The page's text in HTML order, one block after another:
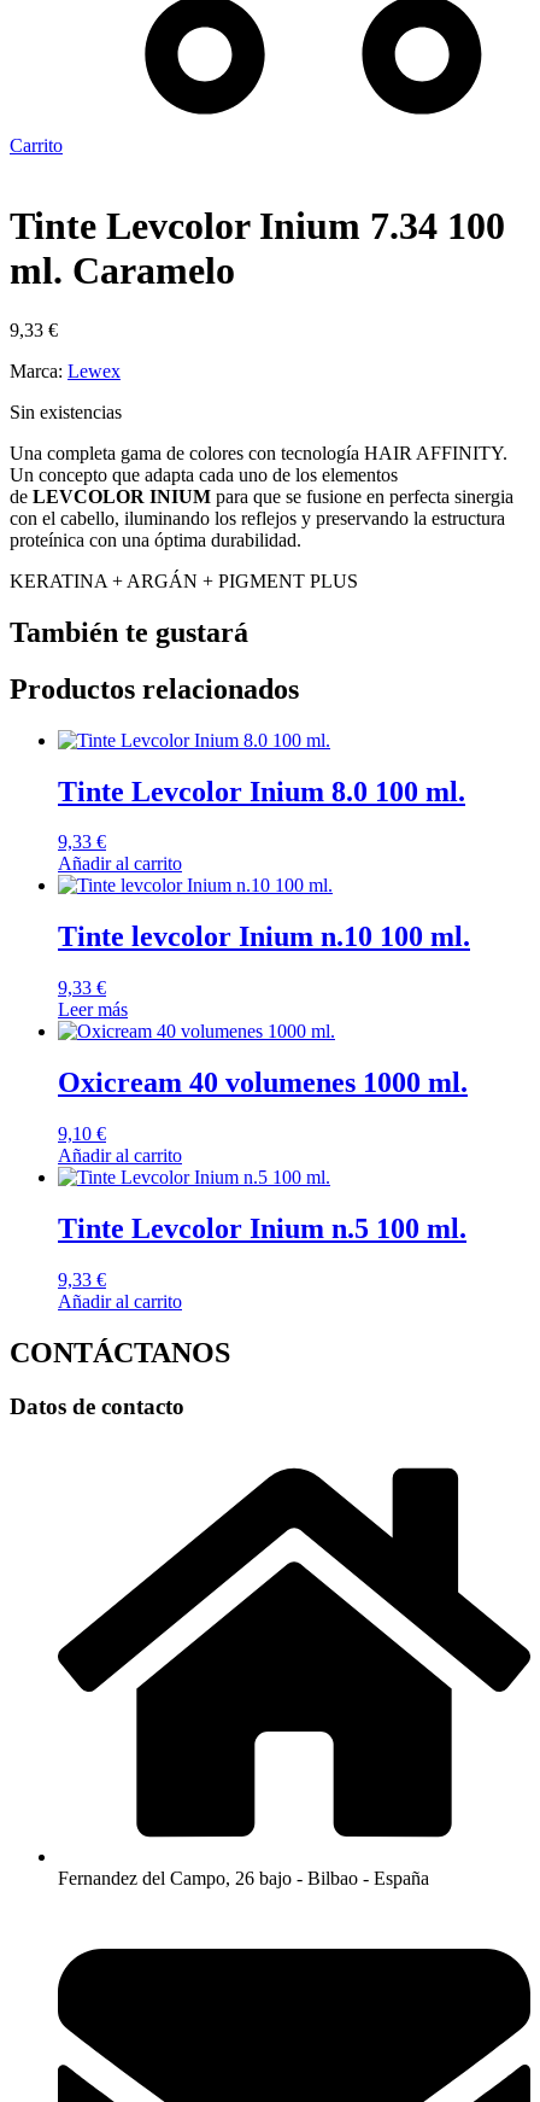
Carrito
Tinte Levcolor Inium 7.34 100
ml. Caramelo
9,33 €
Marca: Lewex
Sin existencias
Una completa gama de colores con tecnología HAIR AFFINITY.
Un concepto que adapta cada uno de los elementos
de LEVCOLOR INIUM para que se fusione en perfecta sinergia
con el cabello, iluminando los reflejos y preservando la estructura
proteínica con una óptima durabilidad.
KERATINA + ARGÁN + PIGMENT PLUS
También te gustará
Productos relacionados
Tinte Levcolor Inium 8.0 100 ml.
9,33 €
Añadir al carrito
Tinte levcolor Inium n.10 100 ml.
9,33 €
Leer más
Oxicream 40 volumenes 1000 ml.
9,10 €
Añadir al carrito
Tinte Levcolor Inium n.5 100 ml.
9,33 €
Añadir al carrito
CONTÁCTANOS
Datos de contacto
Fernandez del Campo, 26 bajo - Bilbao - España